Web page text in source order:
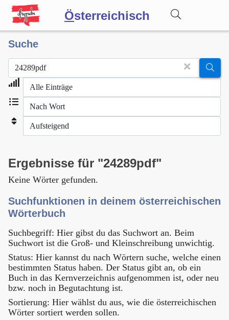
Österreichisch
Wörterbuch
Forum
Blog
Suche
Ergebnisse für "24289pdf"
Keine Wörter gefunden.
Suchfunktionen in deinem österreichischen
Wörterbuch
Suchbegriff: Hier gibst du das Suchwort an. Beim
Suchwort ist die Groß- und Kleinschreibung unwichtig.
Status: Hier kannst du nach Wörtern suche, welche einen
bestimmten Status haben. Der Status gibt an, ob ein
Buch in das Kernverzeichnis aufgenommen ist, oder neu
bzw. noch in Begutachtung ist.
Sortierung: Hier wählst du aus, wie die österreichischen
Wörter sortiert werden sollen.